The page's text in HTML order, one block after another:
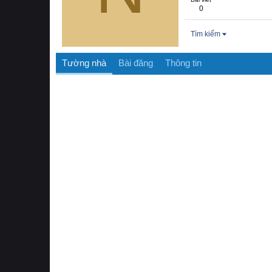
0
Tìm kiếm
Tường nhà Bài đăng Thông tin